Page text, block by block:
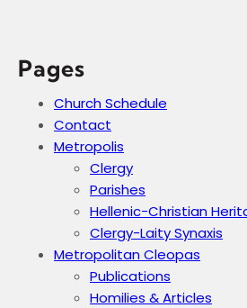
h
Pages
Church Schedule
Contact
Metropolis
Clergy
Parishes
Hellenic-Christian
Clergy-Laity Synaxis
Metropolitan Cleopas
Publications
Homilies & Articles